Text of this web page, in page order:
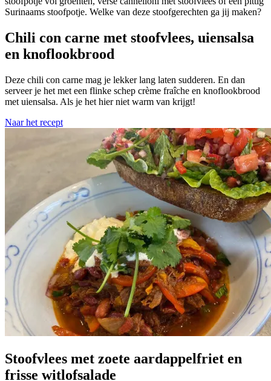
Surinaams stoofpotje. Welke van deze stoofgerechten ga jij maken?
Chili con carne met stoofvlees, uiensalsa
en knoflookbrood
Deze chili con carne mag je lekker lang laten sudderen. En dan
serveer je het met een flinke schep crème fraîche en knoflookbrood
met uiensalsa. Als je het hier niet warm van krijgt!
Naar het recept
Stoofvlees met zoete aardappelfriet en
frisse witlofsalade